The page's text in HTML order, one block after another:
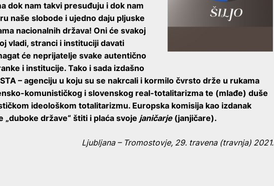
dok nam takvi presuđuju i dok nam
naše slobode i ujedno daju pljuske
nacionalnih država! Oni će svakoj
vladi, stranci i instituciji davati
će neprijatelje svake autentično
i institucije. Tako i sada izdašno
– agenciju u koju su se nakrcali i kormilo čvrsto drže u rukama
komunističkog i slovenskog real-totalitarizma te (mlađe) duše
ideološkom totalitarizmu. Europska komisija kao izdanak
„duboke države“ štiti i plaća svoje janičarje(janjičare).
Ljubljana – Tromostovje, 29. travena(travnja) 2021.